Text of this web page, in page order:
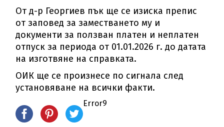
От д-р Георгиев пък ще се изиска препис
от заповед за заместването му и
документи за ползван платен и неплатен
отпуск за периода от 01.01.2026 г. до датата
на изготвяне на справката.
ОИК ще се произнесе по сигнала след
установяване на всички факти.
Error9